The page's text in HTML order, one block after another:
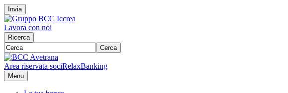
Invia
Lavora con noi
Ricerca
Cerca
Area riservata sociRelaxBanking
Menu